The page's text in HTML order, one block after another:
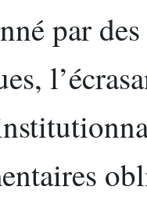
par